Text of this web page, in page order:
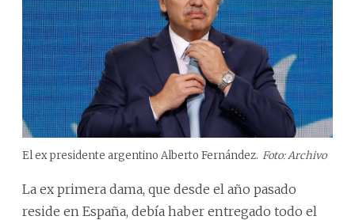
El ex presidente argentino Alberto Fernández. Foto: Archivo
La ex primera dama, que desde el año pasado
reside en España, debía haber entregado todo el